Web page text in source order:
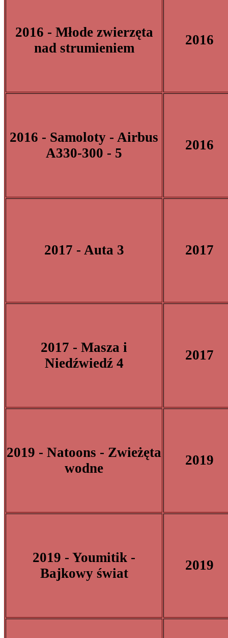
2016 - Młode zwierzęta
nad strumieniem
2016
2016 - Samoloty - Airbus
A330-300 - 5
2016
2017 - Auta 3 2017
2017 - Masza i
Niedźwiedź 4
2017
2019 - Natoons - Zwieżęta
wodne
2019
2019 - Youmitik -
Bajkowy świat
2019